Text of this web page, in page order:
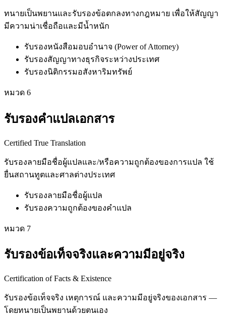
ทนายเป็นพยานและรับรองข้อตกลงทางกฎหมาย เพื่อให้สัญญา
มีความน่าเชื่อถือและมีน้ำหนัก
รับรองหนังสือมอบอำนาจ (Power of Attorney)
รับรองสัญญาทางธุรกิจระหว่างประเทศ
รับรองนิติกรรมอสังหาริมทรัพย์
หมวด 6
รับรองคำแปลเอกสาร
Certified True Translation
รับรองลายมือชื่อผู้แปลและ/หรือความถูกต้องของการแปล ใช้
ยื่นสถานทูตและศาลต่างประเทศ
รับรองลายมือชื่อผู้แปล
รับรองความถูกต้องของคำแปล
หมวด 7
รับรองข้อเท็จจริงและความมีอยู่จริง
Certification of Facts & Existence
รับรองข้อเท็จจริง เหตุการณ์ และความมีอยู่จริงของเอกสาร —
โดยทนายเป็นพยานด้วยตนเอง